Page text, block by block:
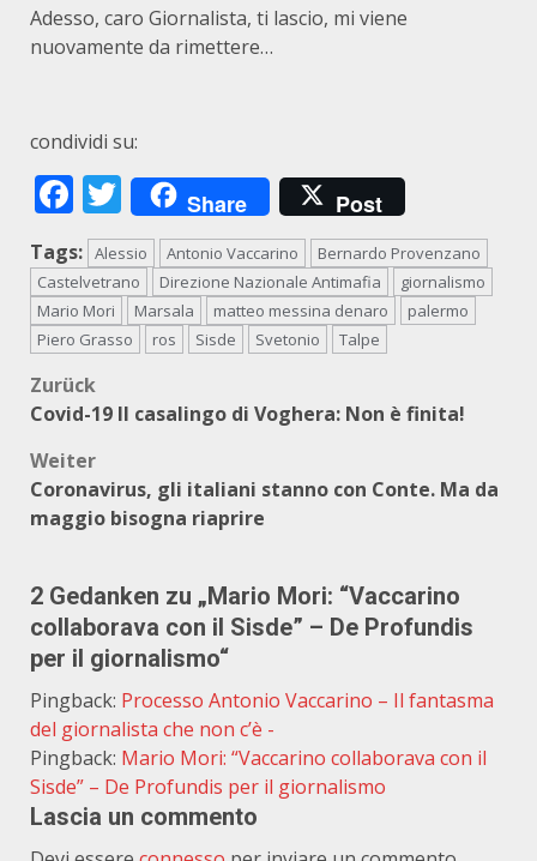
Adesso, caro Giornalista, ti lascio, mi viene
nuovamente da rimettere…
condividi su:
Facebook
Twitter
Share Post
Tags: Alessio Antonio Vaccarino
Bernardo Provenzano
Castelvetrano
Direzione Nazionale Antimafia
giornalismo
Mario Mori
Marsala matteo messina denaro
palermo
Piero Grasso
ros Sisde Svetonio Talpe
Beitragsnavigation
Zurück
Covid-19 Il casalingo di Voghera: Non è finita!
Weiter
Coronavirus, gli italiani stanno con Conte. Ma da
maggio bisogna riaprire
2 Gedanken zu „Mario Mori: “Vaccarino
collaborava con il Sisde” – De Profundis
per il giornalismo“
Pingback: Processo Antonio Vaccarino – Il fantasma
del giornalista che non c’è -
Pingback: Mario Mori: “Vaccarino collaborava con il
Sisde” – De Profundis per il giornalismo
Lascia un commento